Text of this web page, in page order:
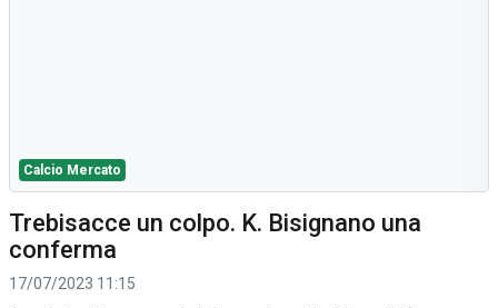
Calcio Mercato
Trebisacce un colpo. K. Bisignano una
conferma
17/07/2023 11:15